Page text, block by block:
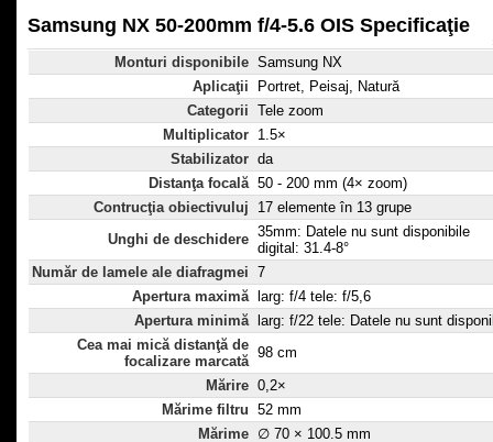
Samsung NX 50-200mm f/4-5.6 OIS Specificaţie
Monturi disponibile Samsung NX
Aplicaţii
Portret, Peisaj, Natură
Categorii Tele zoom
Multiplicator 1.5×
Stabilizator da
Distanţa focală 50 - 200 mm (4× zoom)
Contrucţia obiectivuluj
17 elemente în 13 grupe
Unghi de deschidere 35mm: Datele nu sunt disponibile
digital: 31.4-8°
Număr de lamele ale diafragmei 7
Apertura maximă
larg: f/4 tele: f/5,6
Apertura minimă
larg: f/22 tele: Datele nu sunt
Cea mai mică distanţă de
focalizare marcată
98 cm
Mărire 0,2×
Mărime filtru 52 mm
Mărime ∅ 70 × 100.5 mm